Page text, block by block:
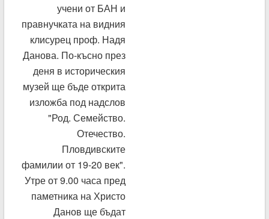
учени от БАН и
правнучката на видния
клисурец проф. Надя
Данова. По-късно през
деня в историческия
музей ще бъде открита
изложба под надслов
"Род. Семейство.
Отечество.
Пловдивските
фамилии от 19-20 век".
Утре от 9.00 часа пред
паметника на Христо
Данов ще бъдат